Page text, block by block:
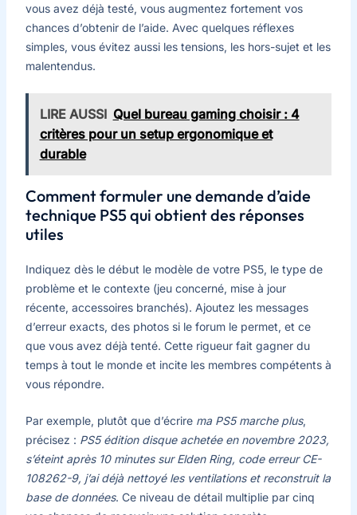
vous avez déjà testé, vous augmentez fortement vos
chances d’obtenir de l’aide. Avec quelques réflexes
simples, vous évitez aussi les tensions, les hors-sujet et les
malentendus.
LIRE AUSSI Quel bureau gaming choisir : 4
critères pour un setup ergonomique et
durable
Comment formuler une demande d’aide
technique PS5 qui obtient des réponses
utiles
Indiquez dès le début le modèle de votre PS5, le type de
problème et le contexte (jeu concerné, mise à jour
récente, accessoires branchés). Ajoutez les messages
d’erreur exacts, des photos si le forum le permet, et ce
que vous avez déjà tenté. Cette rigueur fait gagner du
temps à tout le monde et incite les membres compétents à
vous répondre.
Par exemple, plutôt que d’écrire ma PS5 marche plus,
précisez : PS5 édition disque achetée en novembre 2023,
s’éteint après 10 minutes sur Elden Ring, code erreur CE-
108262-9, j’ai déjà nettoyé les ventilations et reconstruit la
base de données. Ce niveau de détail multiplie par cinq